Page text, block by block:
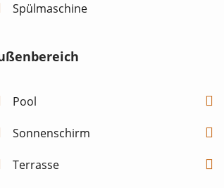
Spülmaschine
Pool
Sonnenschirm
Terrasse